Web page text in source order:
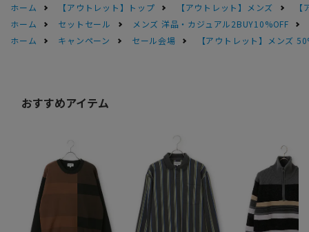
ホーム 【アウトレット】トップ 【アウトレット】メンズ
ホーム
セットセール
メンズ 洋品・カジュアル2BUY10%OFF
ホーム
キャンペーン セール会場 【アウトレット】メンズ